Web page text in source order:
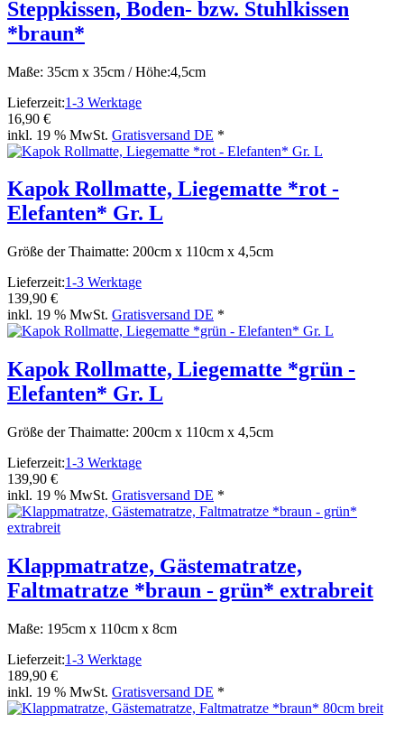
Steppkissen, Boden- bzw. Stuhlkissen
*braun*
Maße: 35cm x 35cm / Höhe:4,5cm
Lieferzeit:1-3 Werktage
16,90 €
inkl. 19 % MwSt. Gratisversand DE *
Kapok Rollmatte, Liegematte *rot -
Elefanten* Gr. L
Größe der Thaimatte: 200cm x 110cm x 4,5cm
Lieferzeit:1-3 Werktage
139,90 €
inkl. 19 % MwSt. Gratisversand DE *
Kapok Rollmatte, Liegematte *grün -
Elefanten* Gr. L
Größe der Thaimatte: 200cm x 110cm x 4,5cm
Lieferzeit:1-3 Werktage
139,90 €
inkl. 19 % MwSt. Gratisversand DE *
Klappmatratze, Gästematratze,
Faltmatratze *braun - grün* extrabreit
Maße: 195cm x 110cm x 8cm
Lieferzeit:1-3 Werktage
189,90 €
inkl. 19 % MwSt. Gratisversand DE *